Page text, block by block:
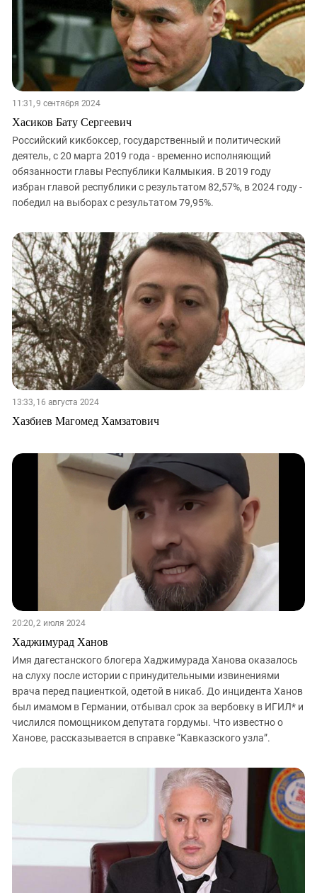
ЮФО
11:31, 9 сентября 2024
Хасиков Бату Сергеевич
Российский кикбоксер, государственный и политический
деятель, с 20 марта 2019 года - временно исполняющий
обязанности главы Республики Калмыкия. В 2019 году
избран главой республики с результатом 82,57%, в 2024 году -
победил на выборах с результатом 79,95%.
13:33, 16 августа 2024
Хазбиев Магомед Хамзатович
20:20, 2 июля 2024
Хаджимурад Ханов
Имя дагестанского блогера Хаджимурада Ханова оказалось
на слуху после истории с принудительными извинениями
врача перед пациенткой, одетой в никаб. До инцидента Ханов
был имамом в Германии, отбывал срок за вербовку в ИГИЛ* и
числился помощником депутата гордумы. Что известно о
Ханове, рассказывается в справке “Кавказского узла”.